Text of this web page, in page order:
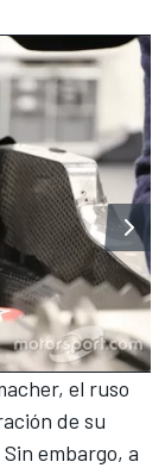
el ruso
de su
embargo, a